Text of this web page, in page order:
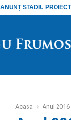
ANUNȚ STADIU
Acasa Anul 2016